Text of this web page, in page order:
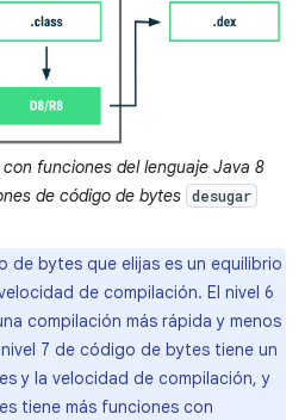
funciones del lenguaje Java 8
de código de bytes desugar
de bytes que elijas es un equilibrio
de compilación. El nivel 6
compilación más rápida y menos
7 de código de bytes tiene un
y la velocidad de compilación, y
tiene más funciones con